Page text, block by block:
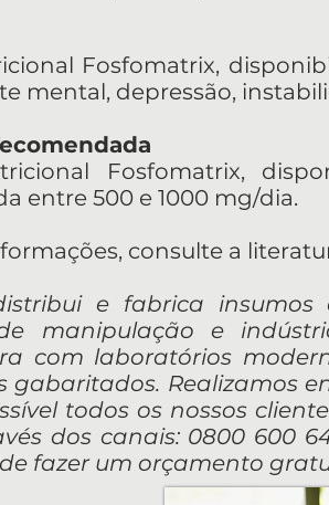
Fosfomatrix,
mental, depressão,
Fosfomatrix,
entre 500 e 1000 mg/dia.
consulte a
e fabrica insumos
manipulação e
com laboratórios
gabaritados. Realizamos
todos os nossos
dos canais: 0800 600
fazer um orçamento